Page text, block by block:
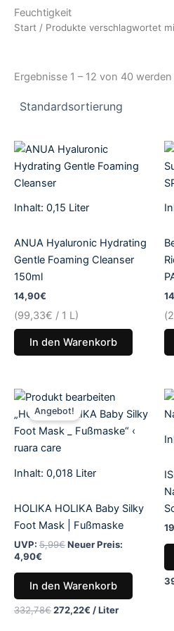
Feuchtigkeit
Start / Produkte verschlagwortet
Ergebnisse 1 – 12 von 40
Inhalt: 0,15 Liter
ANUA Hyaluronic Hydrating
Gentle Foaming Cleanser
150ml
14,90€
(99,33€ / 1 L)
In den Warenkorb
(
Inhalt: 0,018 Liter
Angebot!
HOLIKA HOLIKA Baby Silky
Foot Mask | Fußmaske
UVP: 5,99€
Ursprünglicher
Preis
war:
5,99€
Neuer Preis:
4,90€
Aktueller
Preis
ist:
4,90€.
In den Warenkorb
332,78€272,22€ /Liter